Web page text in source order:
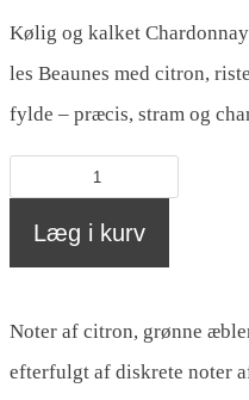
Kølig og kalket
les Beaunes med citron,
fylde – præcis, stram og
Michel
Noëllat
Læg i kurv
Noter af citron, grønne
efterfulgt af diskrete noter